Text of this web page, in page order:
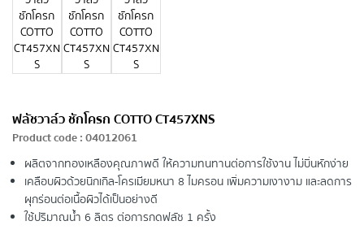
ฟลัชวาล์ว ชักโครก COTTO CT457XNS
Product code:04012061
ผลิตจากทองเหลืองคุณภาพดี ให้ความทนทานต่อการใช้งาน ไม่บิ่นหักง่าย
เคลือบผิวด้วยนิกเกิล-โครเมียมหนา 8 ไมครอน เพิ่มความเงางาม และลดการ
ผุกร่อนต่อเนื้อผิวได้เป็นอย่างดี
ใช้ปริมาณน้ำ 6 ลิตร ต่อการกดฟลัช 1 ครั้ง